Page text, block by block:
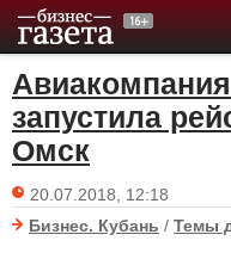
запустила
Омск
20.07.2018, 12:18
Бизнес. Кубань / Темы